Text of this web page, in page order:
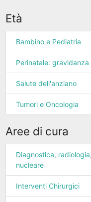
Età
Bambino e Pediatria
Perinatale:
Salute dell'anziano
Tumori e Oncologia
Aree di cura
Diagnostica,
nucleare
Interventi Chirurgici